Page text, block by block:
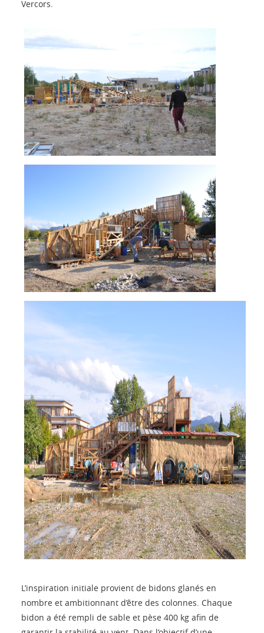
Vercors.
L’inspiration initiale provient de bidons glanés en
nombre et ambitionnant d’être des colonnes. Chaque
bidon a été rempli de sable et pèse 400 kg afin de